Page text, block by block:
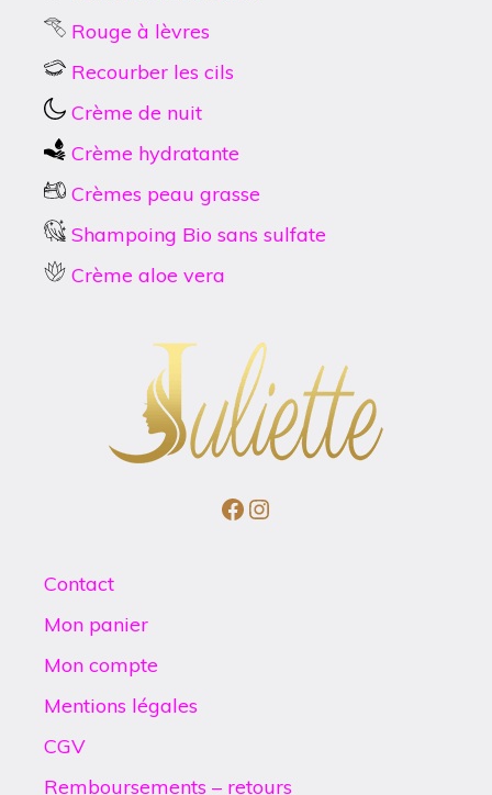
Rouge à lèvres
Recourber les cils
Crème de nuit
Crème hydratante
Crèmes peau grasse
Shampoing Bio sans sulfate
Crème aloe vera
Facebook
Instagram
Contact
Mon panier
Mon compte
Mentions légales
CGV
Remboursements – retours